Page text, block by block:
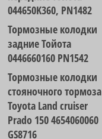
044650K360, PN1482
Тормозные колодки
задние Тойота
0446660160 PN1542
Тормозные колодки
стояночного тормоза
Toyota Land cruiser
Prado 150 4654060060
GS8716